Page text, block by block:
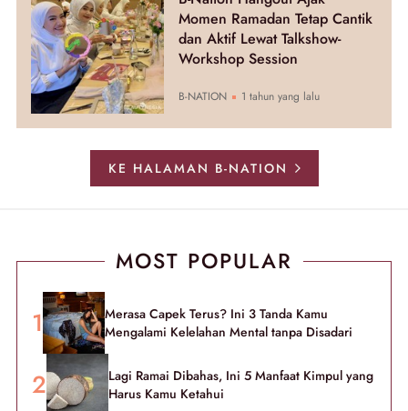
Momen Ramadan Tetap Cantik
dan Aktif Lewat Talkshow-
Workshop Session
B-NATION 1 tahun yang lalu
KE HALAMAN B-NATION
MOST POPULAR
Merasa Capek Terus? Ini 3 Tanda Kamu
Mengalami Kelelahan Mental tanpa Disadari
Lagi Ramai Dibahas, Ini 5 Manfaat Kimpul yang
Harus Kamu Ketahui